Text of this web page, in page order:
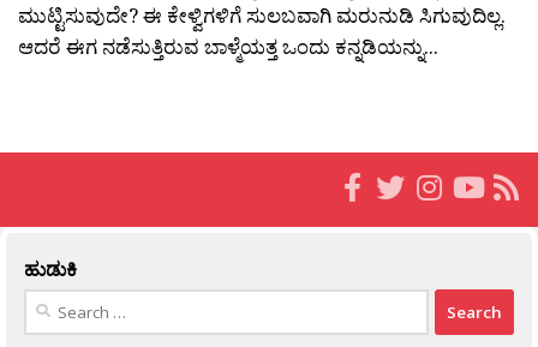
ಮುಟ್ಟಿಸುವುದೇ? ಈ ಕೇಳ್ವಿಗಳಿಗೆ ಸುಲಬವಾಗಿ ಮರುನುಡಿ ಸಿಗುವುದಿಲ್ಲ.
ಆದರೆ ಈಗ ನಡೆಸುತ್ತಿರುವ ಬಾಳ್ಮೆಯತ್ತ ಒಂದು ಕನ್ನಡಿಯನ್ನು...
ಹುಡುಕಿ
Search